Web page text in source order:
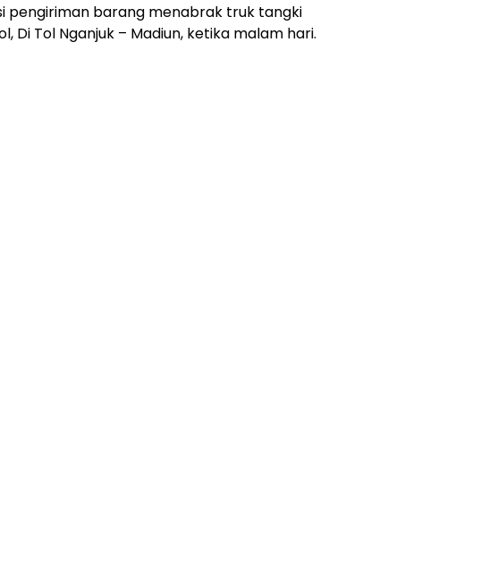
pengiriman barang menabrak truk tangki
Di Tol Nganjuk – Madiun, ketika malam hari.